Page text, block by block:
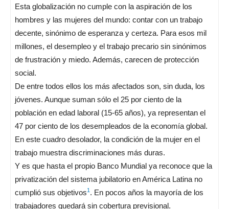
Esta globalización no cumple con la aspiración de los
hombres y las mujeres del mundo: contar con un trabajo
decente, sinónimo de esperanza y certeza. Para esos mil
millones, el desempleo y el trabajo precario sin sinónimos
de frustración y miedo. Además, carecen de protección
social.
De entre todos ellos los más afectados son, sin duda, los
jóvenes. Aunque suman sólo el 25 por ciento de la
población en edad laboral (15-65 años), ya representan el
47 por ciento de los desempleados de la economía global.
En este cuadro desolador, la condición de la mujer en el
trabajo muestra discriminaciones más duras.
Y es que hasta el propio Banco Mundial ya reconoce que la
privatización del sistema jubilatorio en América Latina no
cumplió sus objetivos1 . En pocos años la mayoría de los
trabajadores quedará sin cobertura previsional.